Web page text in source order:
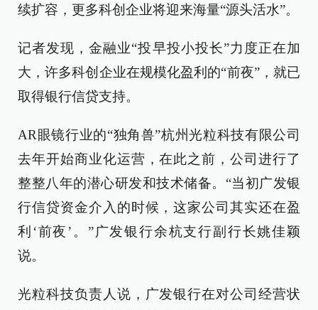
续扩容，更多科创企业将迎来海量“源头活水”。
记者发现，金融业“投早投小投长”力度正在加
大，许多科创企业在规模化盈利的“前夜”，就已
取得银行信贷支持。
AR眼镜行业的“独角兽”杭州光粒科技有限公司
去年开始商业化运营，在此之前，公司进行了
整整八年的潜心研发和技术储备。“当初广发银
行信贷资金介入的时候，这家公司其实还在盈
利‘前夜’。”广发银行余杭支行副行长姚佳颖
说。
光粒科技负责人说，广发银行在对公司经营状